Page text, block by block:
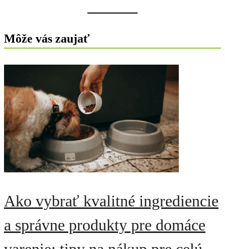
Môže vás zaujať
Ako vybrať kvalitné ingrediencie
a správne produkty pre domáce